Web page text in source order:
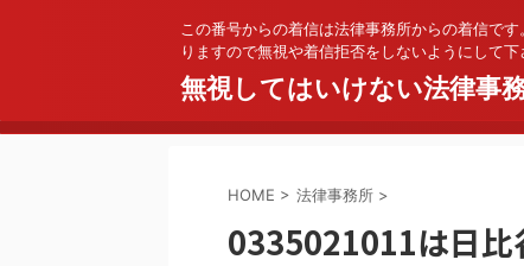
この番号からの着信は法律事務所からの着信で
りますので無視や着信拒否をしないようにして下
無視してはいけない法律事
HOME > 法律事務所 >
0335021011は日比